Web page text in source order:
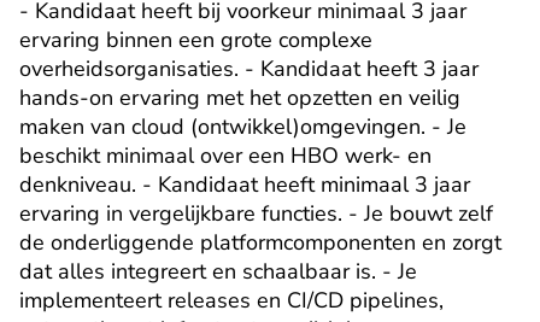
- Kandidaat heeft bij voorkeur minimaal 3 jaar
ervaring binnen een grote complexe
overheidsorganisaties. - Kandidaat heeft 3 jaar
hands-on ervaring met het opzetten en veilig
maken van cloud (ontwikkel)omgevingen. - Je
beschikt minimaal over een HBO werk- en
denkniveau. - Kandidaat heeft minimaal 3 jaar
ervaring in vergelijkbare functies. - Je bouwt zelf
de onderliggende platformcomponenten en zorgt
dat alles integreert en schaalbaar is. - Je
implementeert releases en CI/CD pipelines,